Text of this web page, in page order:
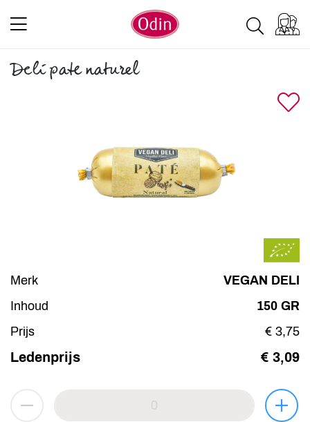
Deli pate naturel
Merk
VEGAN DELI
Inhoud
150 GR
Prijs
€ 3,75
Ledenprijs € 3,09